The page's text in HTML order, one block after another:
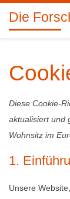
Zum Inhalt
Die
Diese Cookie-
aktualisiert und
Wohnsitz im
1.
Unsere Website,